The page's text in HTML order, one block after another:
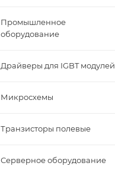
Промышленное
оборудование
Драйверы для IGBT модулей
Микросхемы
Транзисторы полевые
Серверное оборудование